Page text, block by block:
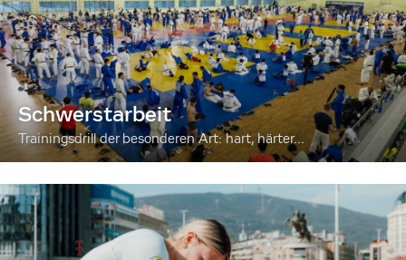
Schwerstarbeit
Trainingsdrill der besonderen Art: hart, härter...